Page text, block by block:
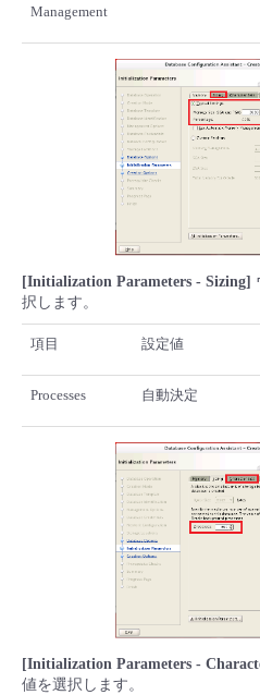
Management
[Initialization Parameters - Sizing]
択します。
項目 設定値
Processes 自動決定
[Initialization Parameters -
値を選択します。